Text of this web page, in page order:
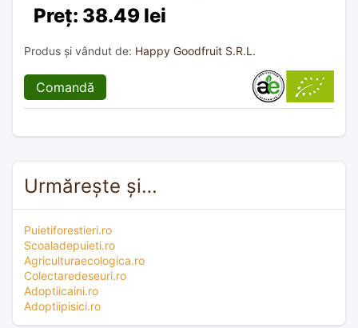
Preț: 38.49 lei
Produs și vândut de: Happy Goodfruit S.R.L.
Comandă
Urmărește și…
Puietiforestieri.ro
Scoaladepuieti.ro
Agriculturaecologica.ro
Colectaredeseuri.ro
Adoptiicaini.ro
Adoptiipisici.ro